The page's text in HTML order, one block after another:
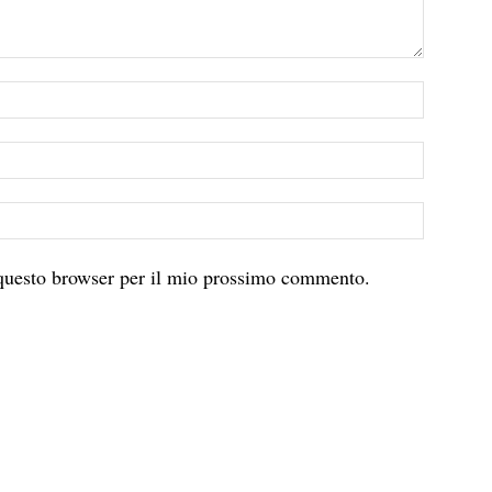
browser per il mio prossimo commento.